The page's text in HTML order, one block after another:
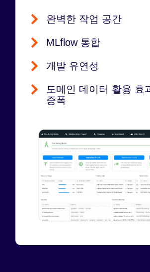
완벽한 작업 공간
MLflow 통합
개발 유연성
도메인 데이터 활용 효
증폭